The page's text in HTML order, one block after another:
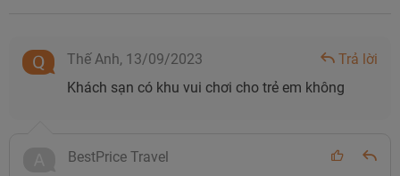
Thế Anh, 13/09/2023
Trả lời
Khách sạn có khu vui chơi cho trẻ em không
BestPrice Travel